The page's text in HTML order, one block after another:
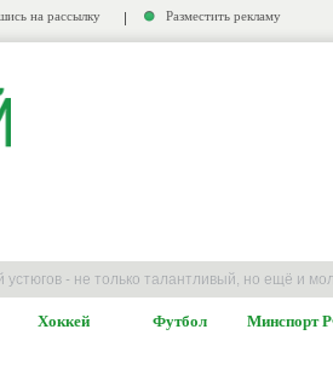
на рассылку Разместить рекламу
устюгов - не только талантливый, но ещё и
Хоккей Футбол Минспорт